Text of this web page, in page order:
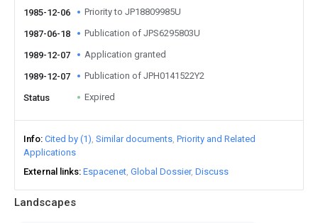
Landscapes
1985-12-06 Priority to JP18809985U
1987-06-18 Publication of JPS6295803U
1989-12-07 Application granted
1989-12-07 Publication of JPH0141522Y2
Status Expired
Info Cited by (1) Similar documents Priority and Related
Applications
External links Espacenet Global Dossier Discuss